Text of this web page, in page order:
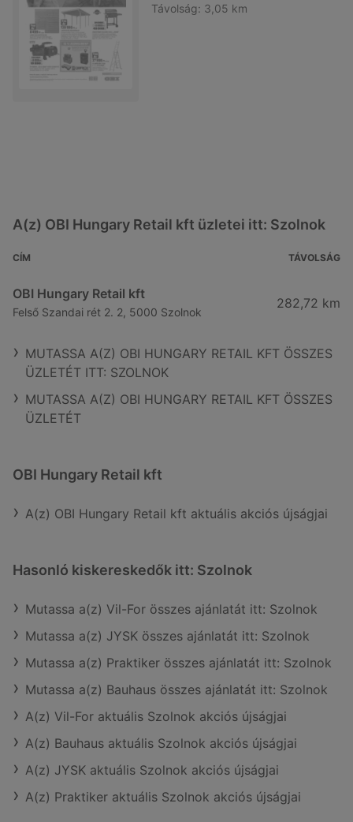
Távolság: 3,05 km
A(z) OBI Hungary Retail kft üzletei itt: Szolnok
CÍM TÁVOLSÁG
OBI Hungary Retail kft
Felső Szandai rét 2. 2, 5000 Szolnok
282,72 km
MUTASSA A(Z) OBI HUNGARY RETAIL KFT ÖSSZES
ÜZLETÉT ITT: SZOLNOK
MUTASSA A(Z) OBI HUNGARY RETAIL KFT ÖSSZES
ÜZLETÉT
OBI Hungary Retail kft
A(z) OBI Hungary Retail kft aktuális akciós újságjai
Hasonló kiskereskedők itt: Szolnok
Mutassa a(z) Vil-For összes ajánlatát itt: Szolnok
Mutassa a(z) JYSK összes ajánlatát itt: Szolnok
Mutassa a(z) Praktiker összes ajánlatát itt: Szolnok
Mutassa a(z) Bauhaus összes ajánlatát itt: Szolnok
A(z) Vil-For aktuális Szolnok akciós újságjai
A(z) Bauhaus aktuális Szolnok akciós újságjai
A(z) JYSK aktuális Szolnok akciós újságjai
A(z) Praktiker aktuális Szolnok akciós újságjai